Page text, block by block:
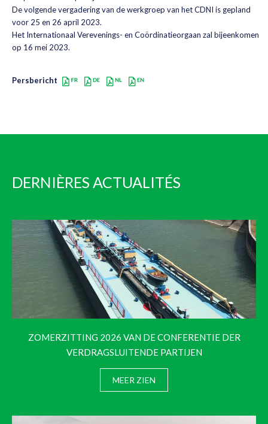
De volgende vergadering van de werkgroep van het CDNI is gepland
voor 25 en 26 april 2023.
Het Internationaal Verevenings- en Coördinatieorgaan zal bijeenkomen
op 16 mei 2023.
Persbericht
DERNIÈRES ACTUALITÉS
ZOMERZITTING 2026 VAN DE CONFERENTIE DER
VERDRAGSLUITENDE PARTIJEN
MEER ZIEN